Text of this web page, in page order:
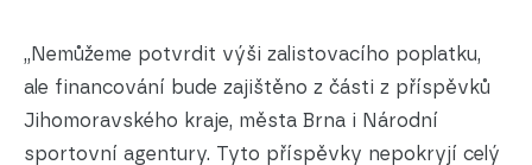
„Nemůžeme potvrdit výši zalistovacího poplatku,
ale financování bude zajištěno z části z příspěvků
Jihomoravského kraje, města Brna i Národní
sportovní agentury. Tyto příspěvky nepokryjí celý